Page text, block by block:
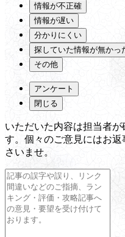
情報が不正確
情報が遅い
分かりにくい
探していた情報が無かっ
その他
アンケート
閉じる
いただいた内容は担当者
す。個々のご意見にはお
さいませ。